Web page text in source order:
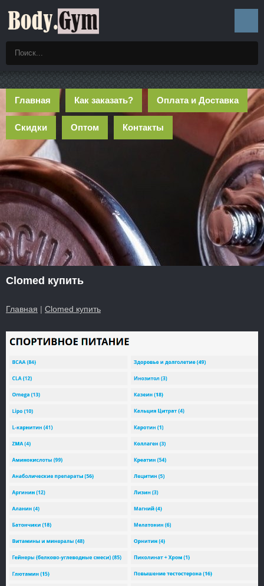
Главная Как заказать? Оплата и Доставка
Скидки Оптом Контакты
Clomed купить
Главная | Clomed купить